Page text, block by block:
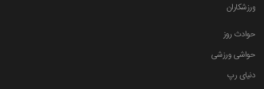
ورزشکاران
حوادث روز
حواشی ورزشی
دنیای رپ